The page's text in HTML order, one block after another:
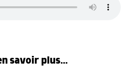
savoir plus...